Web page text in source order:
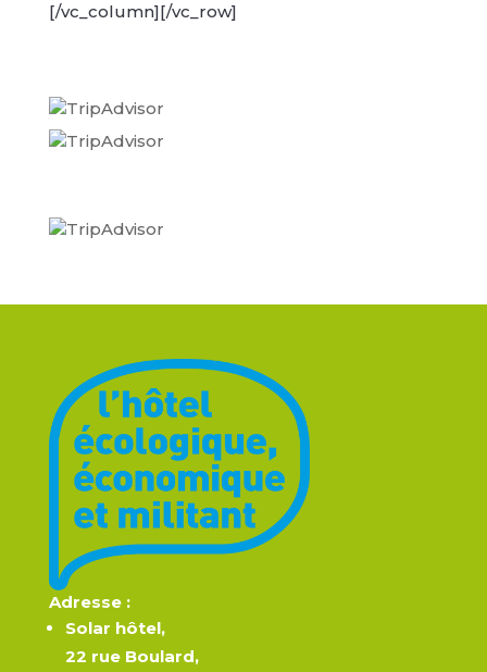
[/vc_column][/vc_row]
Adresse :
Solar hôtel,
22 rue Boulard,